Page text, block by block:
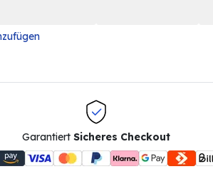
GarantiertSicheres Checkout